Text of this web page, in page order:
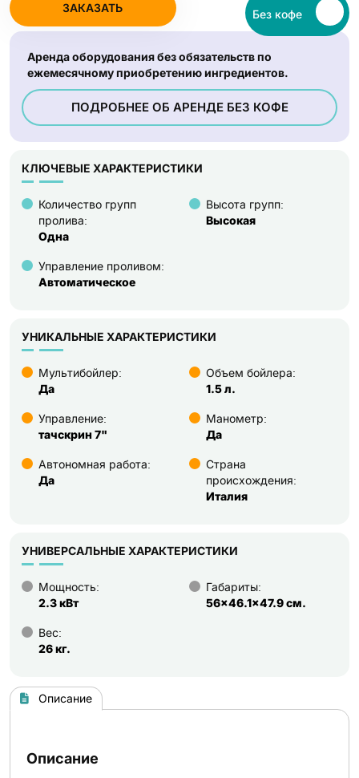
ЗАКАЗАТЬ
Аренда оборудования без обязательств по
ежемесячному приобретению ингредиентов.
ПОДРОБНЕЕ ОБ АРЕНДЕ БЕЗ КОФЕ
КЛЮЧЕВЫЕ ХАРАКТЕРИСТИКИ
Количество групп
пролива:
Одна
Высота групп:
Высокая
Управление проливом:
Автоматическое
УНИКАЛЬНЫЕ ХАРАКТЕРИСТИКИ
Мультибойлер:
Да
Объем бойлера:
1.5 л.
Управление:
тачскрин 7"
Манометр:
Да
Автономная работа:
Да
Страна
происхождения:
Италия
УНИВЕРСАЛЬНЫЕ ХАРАКТЕРИСТИКИ
Мощность:
2.3 кВт
Габариты:
56x46.1x47.9 см.
Вес:
26 кг.
Описание
Описание